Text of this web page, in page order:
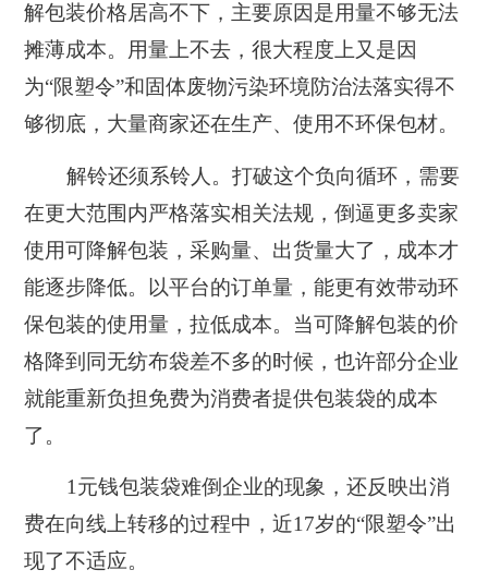
解包装价格居高不下，主要原因是用量不够无法
摊薄成本。用量上不去，很大程度上又是因
为“限塑令”和固体废物污染环境防治法落实得不
够彻底，大量商家还在生产、使用不环保包材。
解铃还须系铃人。打破这个负向循环，需要
在更大范围内严格落实相关法规，倒逼更多卖家
使用可降解包装，采购量、出货量大了，成本才
能逐步降低。以平台的订单量，能更有效带动环
保包装的使用量，拉低成本。当可降解包装的价
格降到同无纺布袋差不多的时候，也许部分企业
就能重新负担免费为消费者提供包装袋的成本
了。
1元钱包装袋难倒企业的现象，还反映出消
费在向线上转移的过程中，近17岁的“限塑令”出
现了不适应。